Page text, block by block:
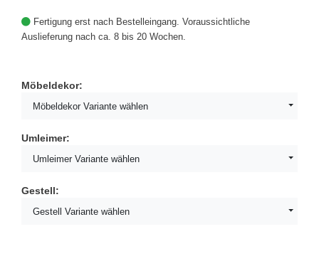
Fertigung erst nach Bestelleingang. Voraussichtliche
Auslieferung nach ca. 8 bis 20 Wochen.
Möbeldekor:
Möbeldekor Variante wählen
Umleimer:
Umleimer Variante wählen
Gestell:
Gestell Variante wählen